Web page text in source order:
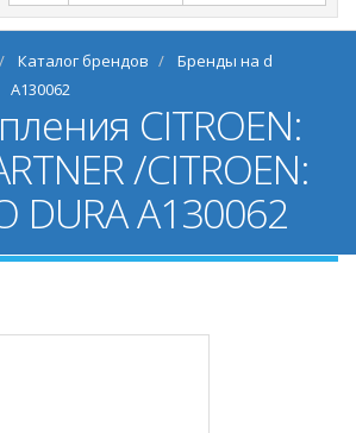
Каталог брендов
Бренды на d
A130062
CITROEN:
/CITROEN:
DURA A130062